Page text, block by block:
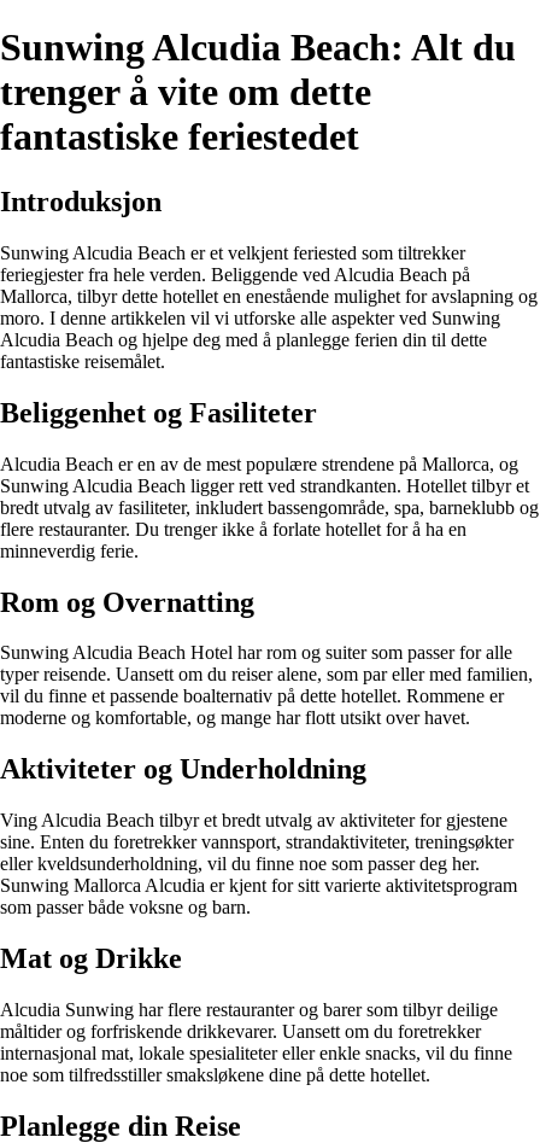
Sunwing Alcudia Beach: Alt du
trenger å vite om dette
fantastiske feriestedet
Introduksjon
Sunwing Alcudia Beach er et velkjent feriested som tiltrekker
feriegjester fra hele verden. Beliggende ved Alcudia Beach på
Mallorca, tilbyr dette hotellet en enestående mulighet for avslapning og
moro. I denne artikkelen vil vi utforske alle aspekter ved Sunwing
Alcudia Beach og hjelpe deg med å planlegge ferien din til dette
fantastiske reisemålet.
Beliggenhet og Fasiliteter
Alcudia Beach er en av de mest populære strendene på Mallorca, og
Sunwing Alcudia Beach ligger rett ved strandkanten. Hotellet tilbyr et
bredt utvalg av fasiliteter, inkludert bassengområde, spa, barneklubb og
flere restauranter. Du trenger ikke å forlate hotellet for å ha en
minneverdig ferie.
Rom og Overnatting
Sunwing Alcudia Beach Hotel har rom og suiter som passer for alle
typer reisende. Uansett om du reiser alene, som par eller med familien,
vil du finne et passende boalternativ på dette hotellet. Rommene er
moderne og komfortable, og mange har flott utsikt over havet.
Aktiviteter og Underholdning
Ving Alcudia Beach tilbyr et bredt utvalg av aktiviteter for gjestene
sine. Enten du foretrekker vannsport, strandaktiviteter, treningsøkter
eller kveldsunderholdning, vil du finne noe som passer deg her.
Sunwing Mallorca Alcudia er kjent for sitt varierte aktivitetsprogram
som passer både voksne og barn.
Mat og Drikke
Alcudia Sunwing har flere restauranter og barer som tilbyr deilige
måltider og forfriskende drikkevarer. Uansett om du foretrekker
internasjonal mat, lokale spesialiteter eller enkle snacks, vil du finne
noe som tilfredsstiller smaksløkene dine på dette hotellet.
Planlegge din Reise